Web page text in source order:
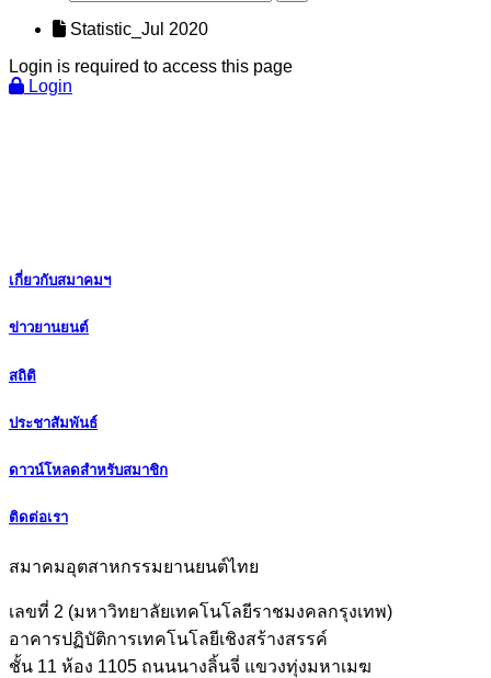
Statistic_Jul 2020
Login is required to access this page
Login
เกี่ยวกับสมาคมฯ
ข่าวยานยนต์
สถิติ
ประชาสัมพันธ์
ดาวน์โหลดสำหรับสมาชิก
ติดต่อเรา
สมาคมอุตสาหกรรมยานยนต์ไทย
เลขที่ 2 (มหาวิทยาลัยเทคโนโลยีราชมงคลกรุงเทพ)
อาคารปฏิบัติการเทคโนโลยีเชิงสร้างสรรค์
ชั้น 11 ห้อง 1105 ถนนนางลิ้นจี่ แขวงทุ่งมหาเมฆ